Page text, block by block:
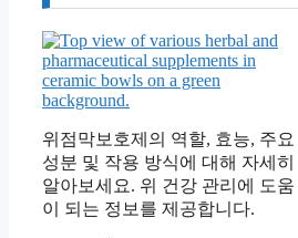
위점막보호제의 역할, 효능, 주요
성분 및 작용 방식에 대해 자세히
알아보세요. 위 건강 관리에 도움
이 되는 정보를 제공합니다.